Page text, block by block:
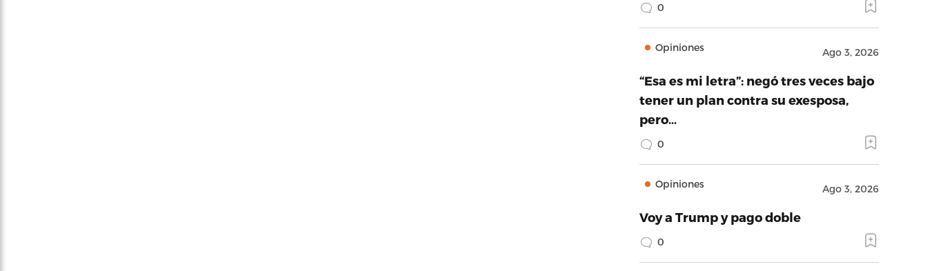
0
Opiniones Ago 3, 2026
“Esa es mi letra”: negó tres veces bajo
tener un plan contra su exesposa,
pero…
0
Opiniones Ago 3, 2026
Voy a Trump y pago doble
0